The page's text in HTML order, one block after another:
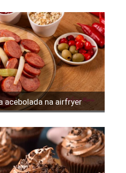
acebolada na airfryer